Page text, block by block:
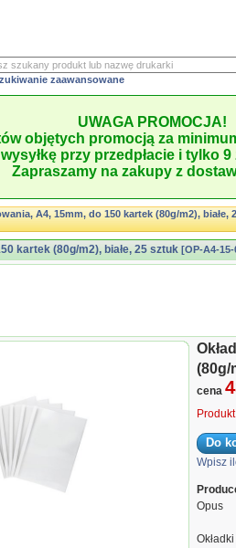
zaawansowane
UWAGA PROMOCJA!
objętych promocją za
wysyłkę przy przedpłacie i tylko
Zapraszamy na zakupy z
A4, 15mm, do 150 kartek (80g/m2), białe,
kartek (80g/m2), białe, 25 sztuk [OP-A4-15-
(80g/
cena
Wpisz
Opus